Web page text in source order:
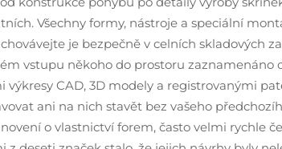
Všechny formy, nástroje a speciální
je bezpečně v celních skladových
vstupu někoho do prostoru zaznamenáno
CAD, 3D modely a registrovanými
ani na nich stavět bez vašeho
o vlastnictví forem, často velmi rychle